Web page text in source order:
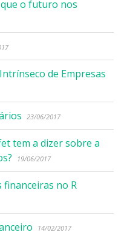
o futuro nos
de Empresas
23/06/2017
tem a dizer sobre a
19/06/2017
financeiras no R
14/02/2017